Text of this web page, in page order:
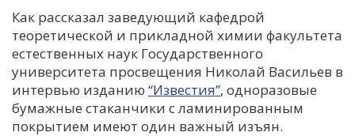
Я
Как рассказал заведующий кафедрой
теоретической и прикладной химии факультета
естественных наук Государственного
университета просвещения Николай Васильев в
интервью изданию “Известия”, одноразовые
бумажные стаканчики с ламинированным
покрытием имеют один важный изъян.